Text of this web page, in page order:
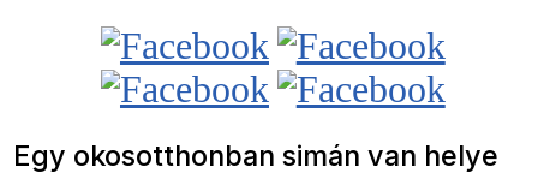
Egy okosotthonban simán van helye